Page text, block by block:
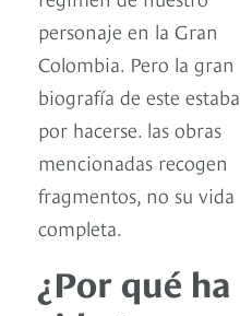
personaje en la Gran
Colombia. Pero la gran
biografía de este estaba
por hacerse. las obras
mencionadas recogen
fragmentos, no su vida
completa.
¿Por qué ha